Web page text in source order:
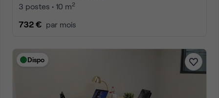
3 postes • 10 m2
732 € par mois
Dispo